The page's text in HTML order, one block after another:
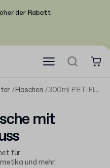
der Rabatt
Flaschen 300ml PET-Flasche mit Schraubverschluss
mit
für
und mehr.